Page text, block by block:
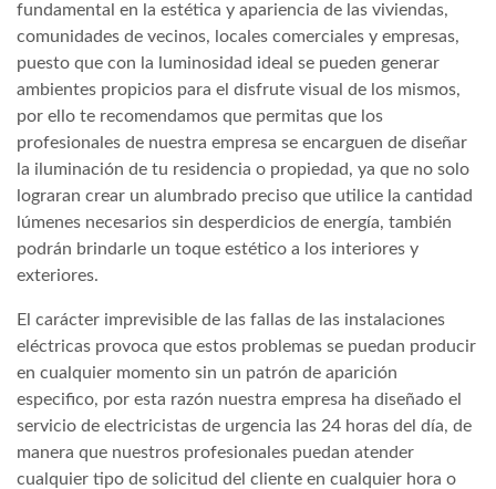
fundamental en la estética y apariencia de las viviendas,
comunidades de vecinos, locales comerciales y empresas,
puesto que con la luminosidad ideal se pueden generar
ambientes propicios para el disfrute visual de los mismos,
por ello te recomendamos que permitas que los
profesionales de nuestra empresa se encarguen de diseñar
la iluminación de tu residencia o propiedad, ya que no solo
lograran crear un alumbrado preciso que utilice la cantidad
lúmenes necesarios sin desperdicios de energía, también
podrán brindarle un toque estético a los interiores y
exteriores.
El carácter imprevisible de las fallas de las instalaciones
eléctricas provoca que estos problemas se puedan producir
en cualquier momento sin un patrón de aparición
especifico, por esta razón nuestra empresa ha diseñado el
servicio de electricistas de urgencia las 24 horas del día, de
manera que nuestros profesionales puedan atender
cualquier tipo de solicitud del cliente en cualquier hora o